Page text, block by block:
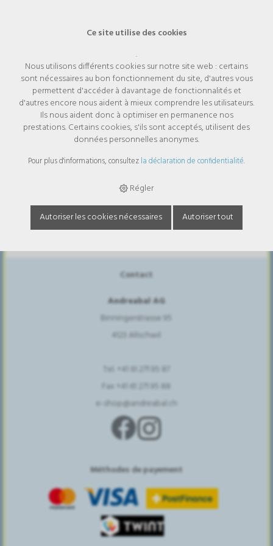
Vous avez oublié votre nom
d'utilisateur ou mot de passe?
S'il vous plaît entrer votre adresse e-mail. Vous recevrez vos
détails d'utilisateur à l'adresse fournie.
Contact
Andreabal AG
Binningerstrasse 95
4123 Allschwil
Tel. +41 61 271 95 87
Fax +41 61 271 95 88
e-shop@andreabal.ch
Méthodes de payement
Ce site utilise des cookies
.
Nous utilisons différents cookies sur notre site web : certains
sont nécessaires au bon fonctionnement du site, d'autres vous
permettent d'accéder à davantage de fonctionnalités et
d'autres encore nous aident à mieux comprendre les utilisateurs.
Ils nous aident donc à optimiser en permanence nos
prestations. Certains cookies, s'ils sont acceptés, utilisent des
données personnelles anonymes.
Pour plus d'informations, consultez la déclaration de confidentialité.
Régler
Autoriser les cookies nécessaires Autoriser tout